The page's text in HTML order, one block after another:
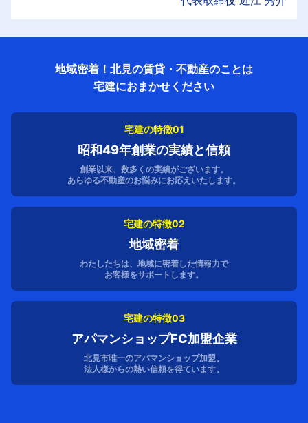
地域密着！北見の賃貸・不動産のことは
宅建におまかせください
宅建の特徴01
昭和49年創業の実績と信頼
創業以来、数多くの実績がございます。
あらゆる不動産のお悩みにお応えいたします。
宅建の特徴02
地域密着
わたしたちは、地域に密着した情報力で
お客様をサポートします。
宅建の特徴03
アパマンショップFC加盟企業
北見市唯一のアパマンショップ加盟。
法人様からの熱い信頼を得ています。